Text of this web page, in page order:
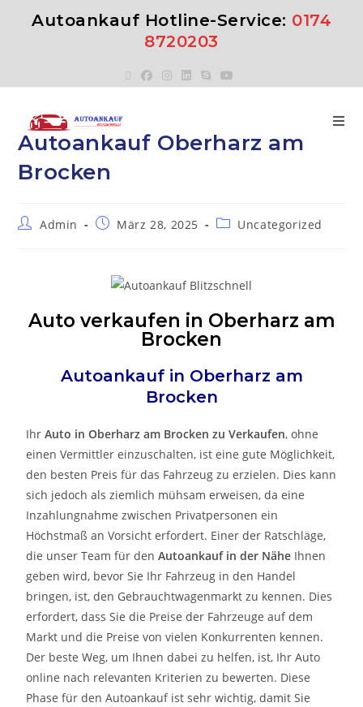
Autoankauf Hotline-Service: 0174
8720203
Autoankauf Oberharz am
Brocken
Admin März 28, 2025 Uncategorized
Auto verkaufen in Oberharz am
Brocken
Autoankauf in Oberharz am
Brocken
IhrAuto inOberharz am BrockenzuVerkaufen, ohne
einen Vermittler einzuschalten, ist eine gute Möglichkeit,
den besten Preis für das Fahrzeug zu erzielen. Dies kann
sich jedoch als ziemlich mühsam erweisen, da eine
Inzahlungnahme zwischen Privatpersonen ein
Höchstmaß an Vorsicht erfordert. Einer der Ratschläge,
die unser Team für denAutoankauf in der Nähe Ihnen
geben wird, bevor Sie Ihr Fahrzeug in den Handel
bringen, ist, den Gebrauchtwagenmarkt zu kennen. Dies
erfordert, dass Sie die Preise der Fahrzeuge auf dem
Markt und die Preise von vielen Konkurrenten kennen.
Der beste Weg, um Ihnen dabei zu helfen, ist, Ihr Auto
online nach relevanten Kriterien zu bewerten. Diese
Phase für den Autoankauf ist sehr wichtig, damit Sie